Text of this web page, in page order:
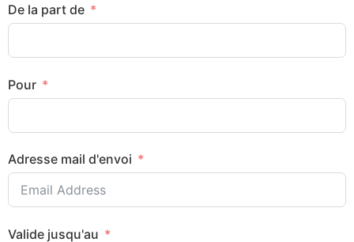
De la part de
Pour
Adresse mail d'envoi
Valide jusqu'au